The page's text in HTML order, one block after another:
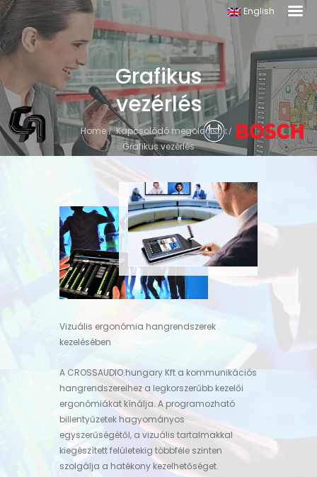
Grafikus
vezérlés
Home
Kapcsolódó megoldások
Grafikus vezérlés
English
Vizuális ergonómia hangrendszerek
kezelésében
A CROSSAUDIO.hungary Kft a kommunikációs
hangrendszereihez a legkorszerűbb kezelői
ergonómiákat kínálja. A programozható
billentyűzetek hagyományos
egyszerűségétől, a vizuális tartalmakkal
kiegészített felületekig többféle szinten
szolgálja a hatékony kezelhetőséget.